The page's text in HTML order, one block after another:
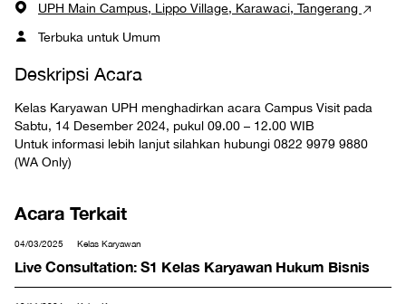
UPH Main Campus, Lippo Village, Karawaci, Tangerang
Terbuka untuk Umum
Deskripsi Acara
Kelas Karyawan UPH menghadirkan acara Campus Visit pada
Sabtu, 14 Desember 2024, pukul 09.00 – 12.00 WIB
Untuk informasi lebih lanjut silahkan hubungi 0822 9979 9880
(WA Only)
Acara Terkait
04/03/2025 Kelas Karyawan
Live Consultation: S1 Kelas Karyawan Hukum Bisnis